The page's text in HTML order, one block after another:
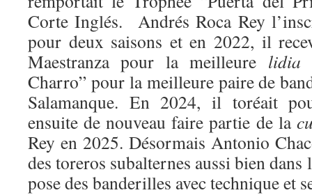
Corte Inglés. Andrés Roca Rey
pour deux saisons et en 2022, il
Maestranza pour la meilleure lidia
Charro” pour la meilleure paire de
Salamanque. En 2024, il toréait
ensuite de nouveau faire partie de la
Rey en 2025. Désormais Antonio
des toreros subalternes aussi bien dans
pose des banderilles avec technique et